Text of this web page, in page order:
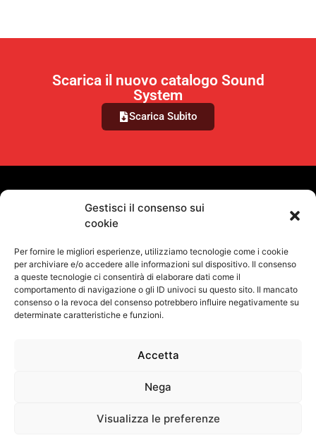
Gestisci il consenso sui
cookie
Per fornire le migliori esperienze, utilizziamo tecnologie come i cookie
per archiviare e/o accedere alle informazioni sul dispositivo. Il consenso
a queste tecnologie ci consentirà di elaborare dati come il
comportamento di navigazione o gli ID univoci su questo sito. Il mancato
consenso o la revoca del consenso potrebbero influire negativamente su
determinate caratteristiche e funzioni.
Accetta
Nega
Visualizza le preferenze
Scarica il nuovo catalogo Sound
System
Scarica Subito
Termini e condizioni d'uso
Proel S.p.A.
P.Iva 00778590679 Cap.soc.: € 8.000.000 i.v. – C.C.I.A.A. Te R.E.A. n.
VUOI RIMANERE AGGIORNATO?
SEGUICI SUI NOSTRI SOCIAL